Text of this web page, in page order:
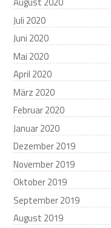
Juli 2020
Juni 2020
Mai 2020
April 2020
März 2020
Februar 2020
Januar 2020
Dezember 2019
November 2019
Oktober 2019
September 2019
August 2019